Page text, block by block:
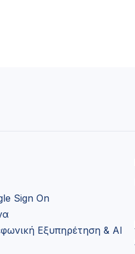
Sign On
Εξυπηρέτηση & AI